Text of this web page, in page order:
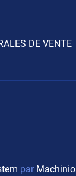
DE VENTE
par Machinio